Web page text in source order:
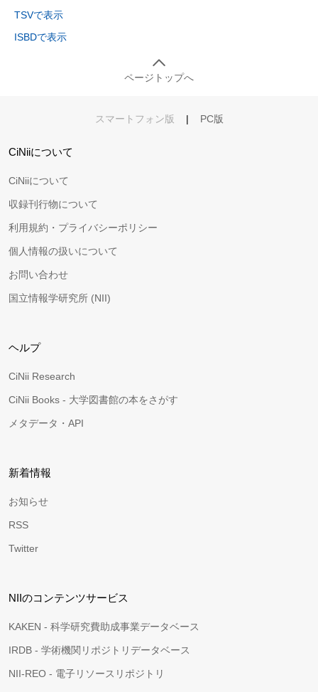
TSVで表示
ISBDで表示
ページトップへ
スマートフォン版 | PC版
CiNiiについて
CiNiiについて
収録刊行物について
利用規約・プライバシーポリシー
個人情報の扱いについて
お問い合わせ
国立情報学研究所 (NII)
ヘルプ
CiNii Research
CiNii Books - 大学図書館の本をさがす
メタデータ・API
新着情報
お知らせ
RSS
Twitter
NIIのコンテンツサービス
KAKEN - 科学研究費助成事業データベース
IRDB - 学術機関リポジトリデータベース
NII-REO - 電子リソースリポジトリ